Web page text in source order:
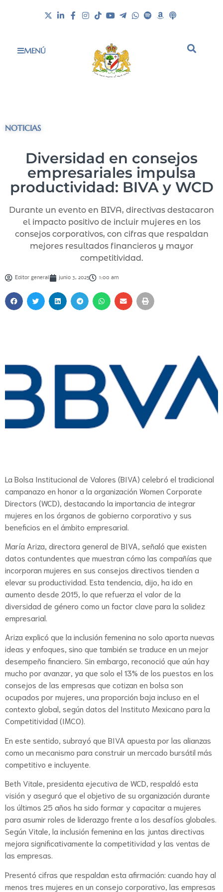
MENÚ
NOTICIAS
Diversidad en consejos
empresariales impulsa
productividad: BIVA y WCD
Durante un evento en BIVA, directivas destacaron
el impacto positivo de incluir mujeres en los
consejos corporativos, con cifras que respaldan
mejores resultados financieros y mayor
competitividad.
Editor general junio 3, 2025 1:00 am
La Bolsa Institucional de Valores (BIVA) celebró el tradicional
campanazo en honor a la organización Women Corporate
Directors (WCD), destacando la importancia de integrar
mujeres en los órganos de gobierno corporativo y sus
beneficios en el ámbito empresarial.
María Ariza, directora general de BIVA, señaló que existen
datos contundentes que muestran cómo las compañías que
incorporan mujeres en sus consejos directivos tienden a
elevar su productividad. Esta tendencia, dijo, ha ido en
aumento desde 2015, lo que refuerza el valor de la
diversidad de género como un factor clave para la solidez
empresarial.
Ariza explicó que la inclusión femenina no solo aporta nuevas
ideas y enfoques, sino que también se traduce en un mejor
desempeño financiero. Sin embargo, reconoció que aún hay
mucho por avanzar, ya que solo el 13% de los puestos en los
consejos de las empresas que cotizan en bolsa son
ocupados por mujeres, una proporción baja incluso en el
contexto global, según datos del Instituto Mexicano para la
Competitividad (IMCO).
En este sentido, subrayó que BIVA apuesta por las alianzas
como un mecanismo para construir un mercado bursátil más
competitivo e incluyente.
Beth Vitale, presidenta ejecutiva de WCD, respaldó esta
visión y aseguró que el objetivo de su organización durante
los últimos 25 años ha sido formar y capacitar a mujeres
para asumir roles de liderazgo frente a los desafíos globales.
Según Vitale, la inclusión femenina en las juntas directivas
mejora significativamente la competitividad y las ventas de
las empresas.
Presentó cifras que respaldan esta afirmación: cuando hay al
menos tres mujeres en un consejo corporativo, las empresas